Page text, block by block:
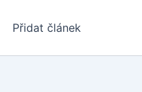
Přidat článek